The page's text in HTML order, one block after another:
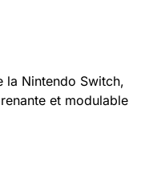
la Nintendo Switch,
et modulable